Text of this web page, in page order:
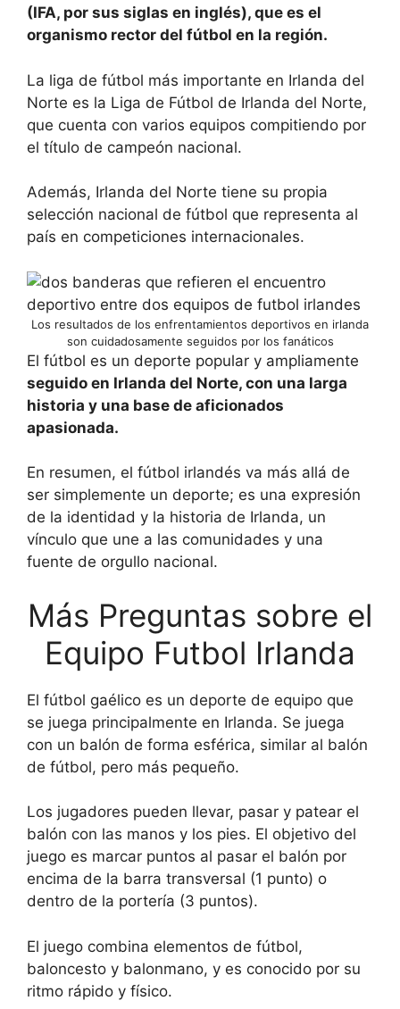
(IFA, por sus siglas en inglés), que es el
organismo rector del fútbol en la región.
La liga de fútbol más importante en Irlanda del
Norte es la Liga de Fútbol de Irlanda del Norte,
que cuenta con varios equipos compitiendo por
el título de campeón nacional.
Además, Irlanda del Norte tiene su propia
selección nacional de fútbol que representa al
país en competiciones internacionales.
Los resultados de los enfrentamientos deportivos en irlanda
son cuidadosamente seguidos por los fanáticos
El fútbol es un deporte popular y ampliamente
seguido en Irlanda del Norte, con una larga
historia y una base de aficionados
apasionada.
En resumen, el fútbol irlandés va más allá de
ser simplemente un deporte; es una expresión
de la identidad y la historia de Irlanda, un
vínculo que une a las comunidades y una
fuente de orgullo nacional.
Más Preguntas sobre el
Equipo Futbol Irlanda
El fútbol gaélico es un deporte de equipo que
se juega principalmente en Irlanda. Se juega
con un balón de forma esférica, similar al balón
de fútbol, pero más pequeño.
Los jugadores pueden llevar, pasar y patear el
balón con las manos y los pies. El objetivo del
juego es marcar puntos al pasar el balón por
encima de la barra transversal (1 punto) o
dentro de la portería (3 puntos).
El juego combina elementos de fútbol,
baloncesto y balonmano, y es conocido por su
ritmo rápido y físico.